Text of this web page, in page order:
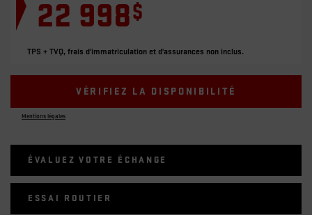
22 998$
TPS + TVQ, frais d'immatriculation et d'assurances non inclus.
VÉRIFIEZ LA DISPONIBILITÉ
Mentions légales
ÉVALUEZ VOTRE ÉCHANGE
ESSAI ROUTIER